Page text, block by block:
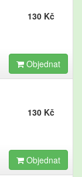
130 Kč
Objednat
130 Kč
Objednat